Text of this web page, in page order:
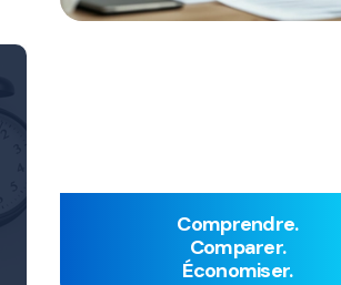
Comprendre.
Comparer.
Économiser.